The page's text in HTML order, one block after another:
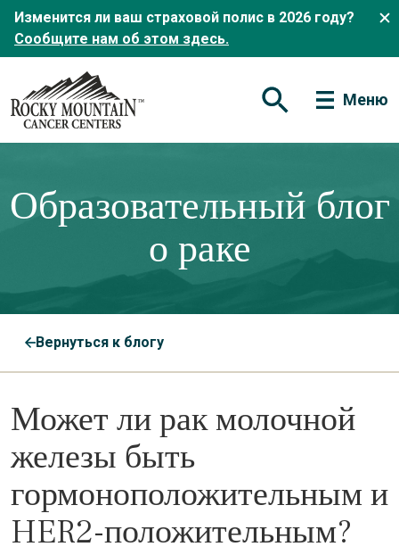
Изменится ли ваш страховой полис в 2026 году?
Сообщите нам об этом здесь.
Открытая форма
Меню
Образовательный блог
о раке
Вернуться к блогу
Может ли рак молочной
железы быть
гормоноположительным и
HER2-положительным?